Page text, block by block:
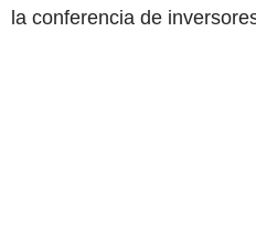
la conferencia de